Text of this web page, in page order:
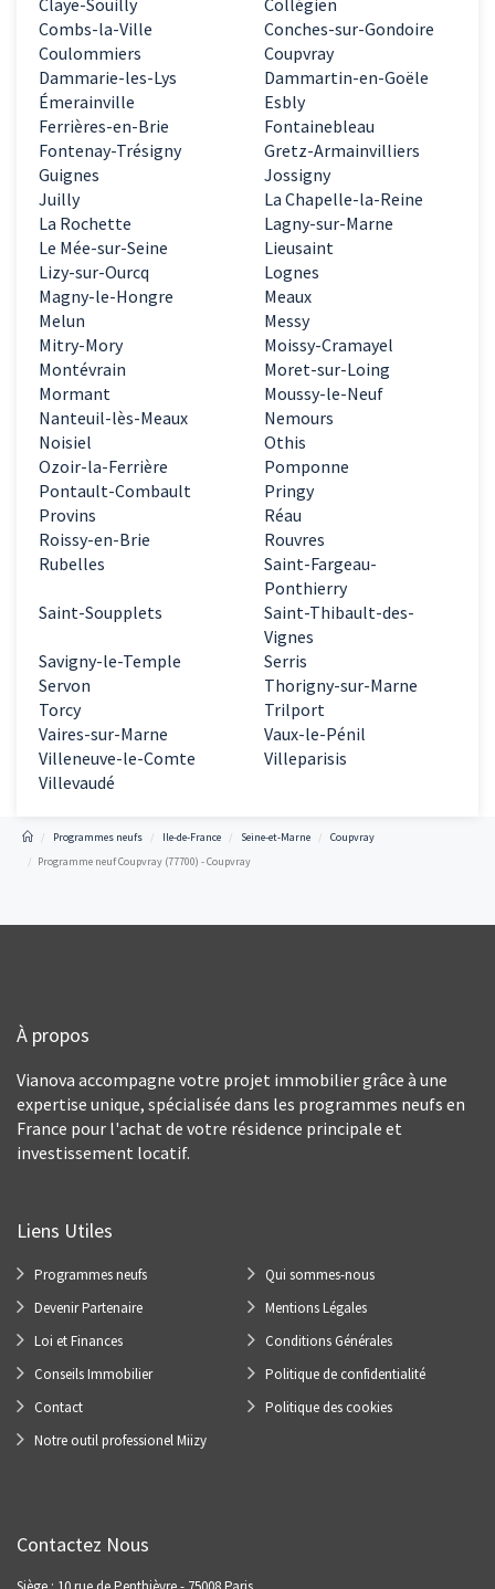
Claye-Souilly
Collégien
Combs-la-Ville
Conches-sur-Gondoire
Coulommiers
Coupvray
Dammarie-les-Lys
Dammartin-en-Goële
Émerainville
Esbly
Ferrières-en-Brie
Fontainebleau
Fontenay-Trésigny
Gretz-Armainvilliers
Guignes
Jossigny
Juilly
La Chapelle-la-Reine
La Rochette
Lagny-sur-Marne
Le Mée-sur-Seine
Lieusaint
Lizy-sur-Ourcq
Lognes
Magny-le-Hongre
Meaux
Melun
Messy
Mitry-Mory
Moissy-Cramayel
Montévrain
Moret-sur-Loing
Mormant
Moussy-le-Neuf
Nanteuil-lès-Meaux
Nemours
Noisiel
Othis
Ozoir-la-Ferrière
Pomponne
Pontault-Combault
Pringy
Provins
Réau
Roissy-en-Brie
Rouvres
Rubelles
Saint-Fargeau-
Ponthierry
Saint-Soupplets
Saint-Thibault-des-
Vignes
Savigny-le-Temple
Serris
Servon
Thorigny-sur-Marne
Torcy
Trilport
Vaires-sur-Marne
Vaux-le-Pénil
Villeneuve-le-Comte
Villeparisis
Villevaudé
Programmes neufs Ile-de-France Seine-et-Marne
Coupvray
Programme neuf Coupvray (77700) - Coupvray
À propos
Vianova accompagne votre projet immobilier grâce à une
expertise unique, spécialisée dans les programmes neufs en
France pour l'achat de votre résidence principale et
investissement locatif.
Liens Utiles
Programmes neufs
Devenir Partenaire
Loi et Finances
Conseils Immobilier
Contact
Notre outil professionel Miizy
Qui sommes-nous
Mentions Légales
Conditions Générales
Politique de confidentialité
Politique des cookies
Contactez Nous